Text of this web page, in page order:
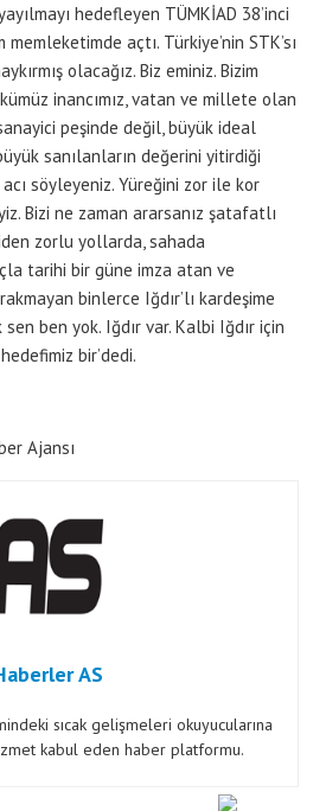
hedefleyen TÜMKİAD 38’inci
açtı. Türkiye’nin STK’sı
olacağız. Biz eminiz. Bizim
inancımız, vatan ve millete olan
peşinde değil, büyük ideal
sanılanların değerini yitirdiği
söyleyeniz. Yüreğini zor ile kor
Bizi ne zaman ararsanız şatafatlı
zorlu yollarda, sahada
tarihi bir güne imza atan ve
binlerce Iğdır’lı kardeşime
ben yok. Iğdır var. Kalbi Iğdır için
bir’dedi.
Ajansı
AS
sıcak gelişmeleri okuyucularına
kabul eden haber platformu.